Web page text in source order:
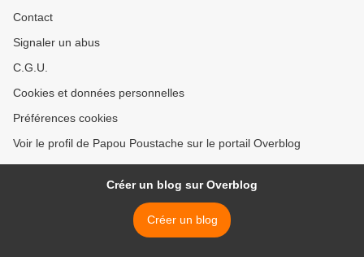
Contact
Signaler un abus
C.G.U.
Cookies et données personnelles
Préférences cookies
Voir le profil de Papou Poustache sur le portail Overblog
Créer un blog sur Overblog
Créer un blog